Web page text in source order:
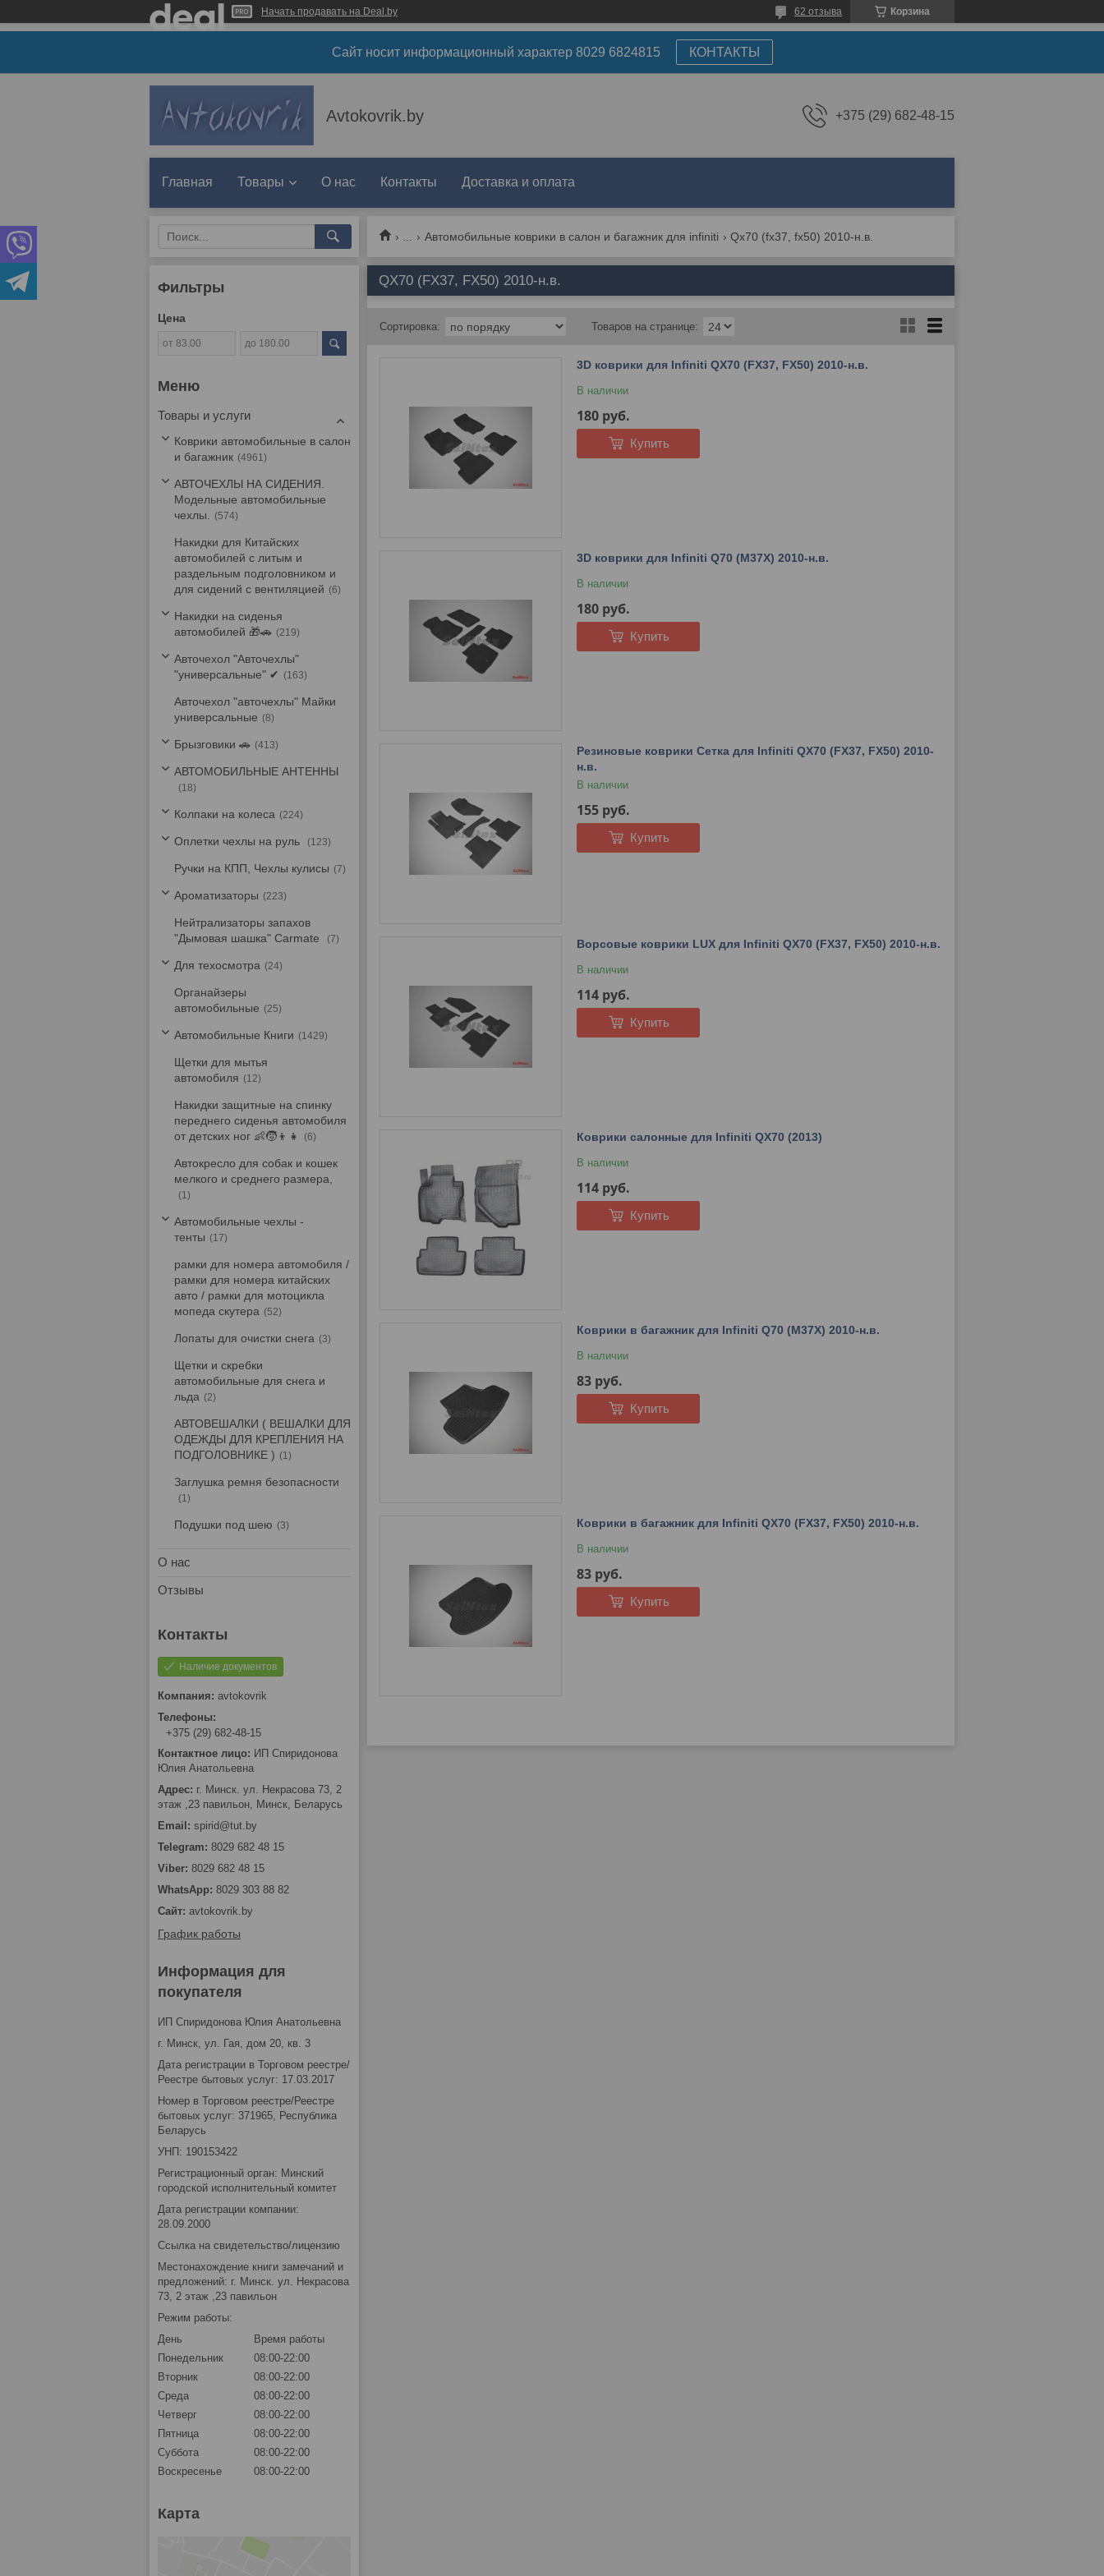
Начать продавать на Deal.by Корзина
62 отзыва
Сайт носит информационный характер 8029 6824815 КОНТАКТЫ
Avtokovrik.by +375 (29) 682-48-15
Главная Товары О нас Контакты Доставка и оплата
Автомобильные коврики в салон и багажник для infiniti Qx70 (fx37, fx50) 2010-н.в.
QX70 (FX37, FX50) 2010-н.в.
3D коврики для Infiniti QX70 (FX37, FX50) 2010-н.в.
В наличии
180 руб.
Купить
3D коврики для Infiniti Q70 (M37X) 2010-н.в.
В наличии
180 руб.
Купить
Резиновые коврики Сетка для Infiniti QX70 (FX37, FX50) 2010-
н.в.
В наличии
155 руб.
Купить
Ворсовые коврики LUX для Infiniti QX70 (FX37, FX50) 2010-н.в.
В наличии
114 руб.
Купить
Коврики салонные для Infiniti QX70 (2013)
В наличии
114 руб.
Купить
Коврики в багажник для Infiniti Q70 (M37X) 2010-н.в.
В наличии
83 руб.
Купить
Коврики в багажник для Infiniti QX70 (FX37, FX50) 2010-н.в.
В наличии
83 руб.
Купить
Фильтры
Цена
Товары и услуги
Коврики автомобильные в салон
и багажник
4961
АВТОЧЕХЛЫ НА СИДЕНИЯ.
Модельные автомобильные
чехлы.
574
Накидки для Китайских
автомобилей с литым и
раздельным подголовником и
для сидений с вентиляцией
6
Накидки на сиденья
автомобилей 🎁🚗
219
Авточехол "Авточехлы"
"универсальные" ✔
163
Авточехол "авточехлы" Майки
универсальные
8
Брызговики 🚗 413
АВТОМОБИЛЬНЫЕ АНТЕННЫ
18
Колпаки на колеса 224
Оплетки чехлы на руль 123
Ручки на КПП, Чехлы кулисы 7
Ароматизаторы 223
Нейтрализаторы запахов
"Дымовая шашка" Carmate
7
Для техосмотра 24
Органайзеры
автомобильные
25
Автомобильные Книги 1429
Щетки для мытья
автомобиля
12
Накидки защитные на спинку
переднего сиденья автомобиля
от детских ног 👶🧒👦👧
6
Автокресло для собак и кошек
мелкого и среднего размера,
1
Автомобильные чехлы -
тенты
17
рамки для номера автомобиля /
рамки для номера китайских
авто / рамки для мотоцикла
мопеда скутера
52
Лопаты для очистки снега 3
Щетки и скребки
автомобильные для снега и
льда
2
АВТОВЕШАЛКИ ( ВЕШАЛКИ ДЛЯ
ОДЕЖДЫ ДЛЯ КРЕПЛЕНИЯ НА
ПОДГОЛОВНИКЕ )
1
Заглушка ремня безопасности
1
Подушки под шею 3
О нас
Отзывы
Наличие документов
avtokovrik
+375 (29) 682-48-15
ИП Спиридонова
Юлия Анатольевна
г. Минск. ул. Некрасова 73, 2
этаж ,23 павильон, Минск, Беларусь
spirid@tut.by
8029 682 48 15
8029 682 48 15
8029 303 88 82
avtokovrik.by
График работы
Информация для
покупателя
ИП Спиридонова Юлия Анатольевна
г. Минск, ул. Гая, дом 20, кв. 3
Дата регистрации в Торговом реестре/
Реестре бытовых услуг: 17.03.2017
Номер в Торговом реестре/Реестре
бытовых услуг: 371965, Республика
Беларусь
УНП: 190153422
Регистрационный орган: Минский
городской исполнительный комитет
Дата регистрации компании:
28.09.2000
Ссылка на свидетельство/лицензию
Местонахождение книги замечаний и
предложений: г. Минск. ул. Некрасова
73, 2 этаж ,23 павильон
Режим работы:
День
Время работы
Понедельник
08:00-22:00
Вторник
08:00-22:00
Среда
08:00-22:00
Четверг
08:00-22:00
Пятница
08:00-22:00
Суббота
08:00-22:00
Воскресенье
08:00-22:00
Карта